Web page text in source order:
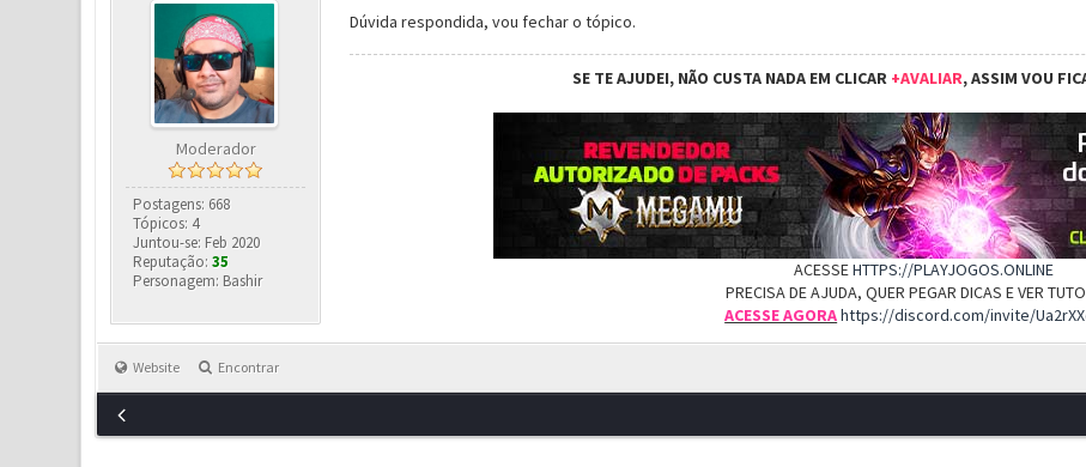
Moderador
Postagens: 668
Tópicos: 4
Juntou-se: Feb 2020
Reputação:35
Personagem: Bashir
Dúvida respondida, vou fechar o tópico.
SE TE AJUDEI, NÃO CUSTA NADA EM CLICAR +AVALIAR, ASSIM VOU
ACESSEHTTPS://PLAYJOGOS.ONLINE
PRECISA DE AJUDA, QUER PEGAR DICAS E VER
ACESSE AGORAhttps://discord.com/invite/
Website Encontrar